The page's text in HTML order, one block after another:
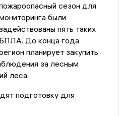
сезон для
были
задействованы пять таких
БПЛА. До конца года
планирует закупить
за лесным
леса.
подготовку для